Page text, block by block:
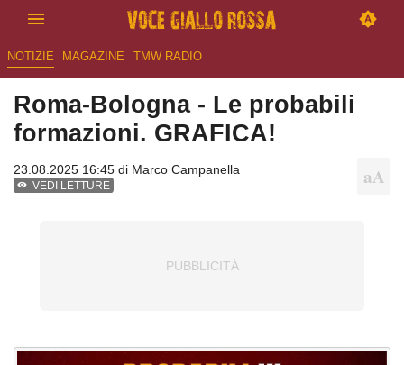
NOTIZIE MAGAZINE TMW RADIO
Roma-Bologna - Le probabili
formazioni. GRAFICA!
23.08.2025 16:45 di Marco Campanella
VEDI LETTURE